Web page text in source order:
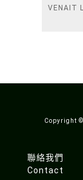
VENAIT
Copyright
聯絡我們
Contact